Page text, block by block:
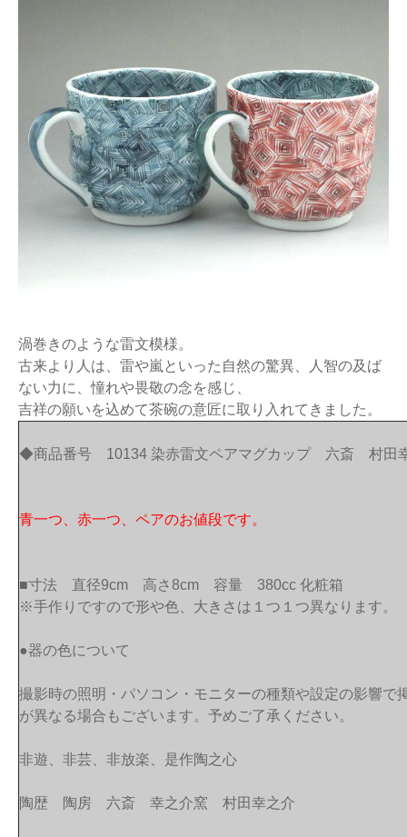
渦巻きのような雷文模様。
古来より人は、雷や嵐といった自然の驚異、人智の及ば
ない力に、憧れや畏敬の念を感じ、
吉祥の願いを込めて茶碗の意匠に取り入れてきました。
◆商品番号 10134 染赤雷文ペアマグカップ 六斎 村田
青一つ、赤一つ、ペアのお値段です。
■寸法 直径9cm 高さ8cm 容量 380cc 化粧箱
※手作りですので形や色、大きさは１つ１つ異なります。
●器の色について
撮影時の照明・パソコン・モニターの種類や設定の影響で
が異なる場合もございます。予めご了承ください。
非遊、非芸、非放楽、是作陶之心
陶歴 陶房 六斎 幸之介窯 村田幸之介